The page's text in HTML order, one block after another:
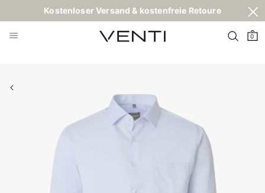
Kostenloser Versand & kostenfreie Retoure
0